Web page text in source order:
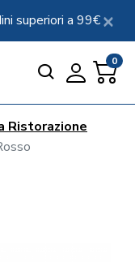
superiori a 99€
0
Ristorazione